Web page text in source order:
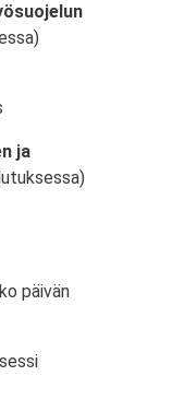
ja
päivän